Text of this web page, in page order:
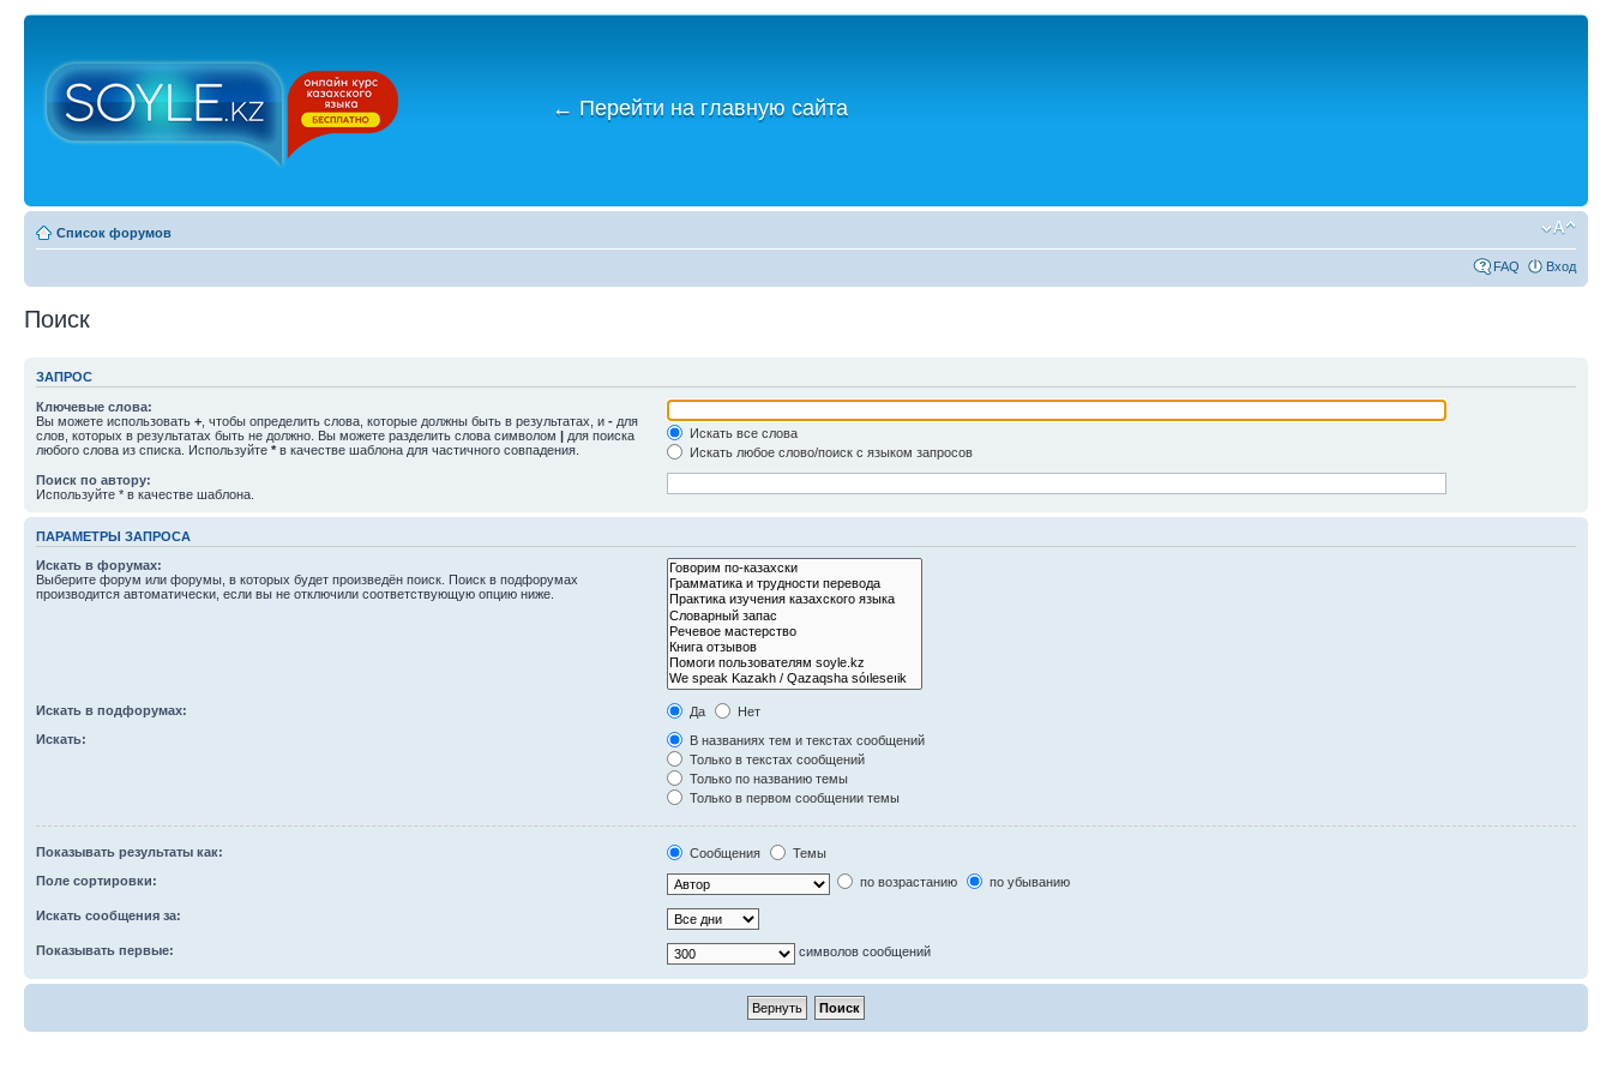
← Перейти на главную сайта
Список форумов
FAQ Вход
Поиск
ЗАПРОС
Ключевые слова:
Вы можете использовать + , чтобы определить слова, которые должны быть в результатах, и - для
слов, которых в результатах быть не должно. Вы можете разделить слова символом | для поиска
любого слова из списка. Используйте * в качестве шаблона для частичного совпадения.
Искать все слова
Искать любое слово/поиск с языком запросов
Поиск по автору:
Используйте * в качестве шаблона.
ПАРАМЕТРЫ ЗАПРОСА
Искать в форумах:
Выберите форум или форумы, в которых будет произведён поиск. Поиск в подфорумах
производится автоматически, если вы не отключили соответствующую опцию ниже.
Искать в подфорумах: Да
Нет
Искать:
В названиях тем и текстах сообщений
Только в текстах сообщений
Только по названию темы
Только в первом сообщении темы
Показывать результаты как: Сообщения
Темы
Поле сортировки:
по возрастанию по убыванию
Искать сообщения за:
Показывать первые: символов сообщений